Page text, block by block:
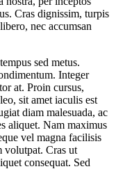
Cras dignissim, turpis
nec accumsan
sed metus.
Integer
at. Proin cursus,
sit amet iaculis est
diam malesuada, ac
aliquet. Nam maximus
vel magna facilisis
volutpat. Cras ut
consequat. Sed